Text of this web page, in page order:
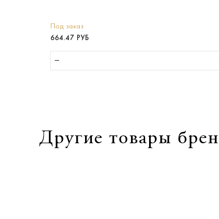
Под заказ
664.47 РУБ
Другие товары